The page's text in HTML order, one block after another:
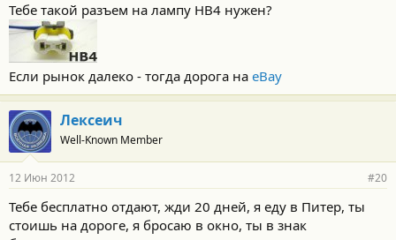
Тебе такой разъем на лампу HB4 нужен?
Если рынок далеко - тогда дорога на eBay
Лексеич
Well-Known Member
12 Июн 2012 #20
Тебе бесплатно отдают, жди 20 дней, я еду в Питер, ты
стоишь на дороге, я бросаю в окно, ты в знак